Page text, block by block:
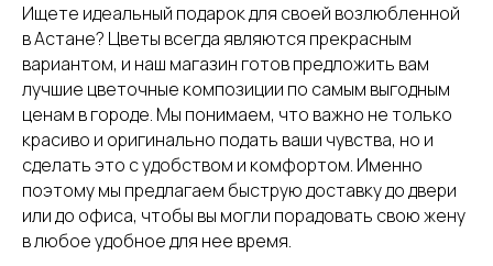
Ищете идеальный подарок для своей возлюбленной
в Астане? Цветы всегда являются прекрасным
вариантом, и наш магазин готов предложить вам
лучшие цветочные композиции по самым выгодным
ценам в городе. Мы понимаем, что важно не только
красиво и оригинально подать ваши чувства, но и
сделать это с удобством и комфортом. Именно
поэтому мы предлагаем быструю доставку до двери
или до офиса, чтобы вы могли порадовать свою жену
в любое удобное для нее время.